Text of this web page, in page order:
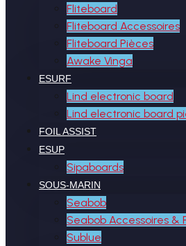
Fliteboard
Fliteboard Accessoires
Fliteboard Pièces
Awake Vinga
ESURF
Lind electronic board
Lind electronic board
FOIL ASSIST
ESUP
Sipaboards
SOUS-MARIN
Seabob
Seabob Accessoires &
Sublue